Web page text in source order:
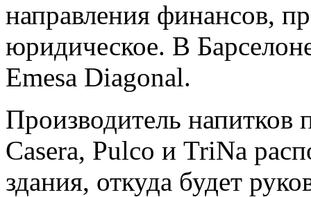
направления финансов,
юридическое. В
Emesa Diagonal.
Производитель напитков
Casera, Pulco и TriNa
здания, откуда будет